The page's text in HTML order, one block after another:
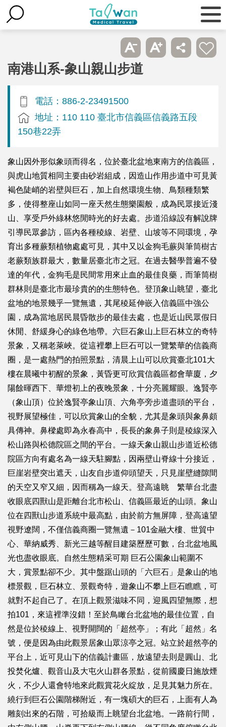
南港山系-象山親山步道
電話：886-2-23491500
地址：110 110 臺北市信義區信義路五段
150巷22弄
象山因外形似象頭而得名，位於臺北盆地東南方的信義區，
與虎山地質相同主要由砂岩組成，因造山作用步道中可見黃
褐色陡峭的岩壁與巨石，加上自然環境生物、鳥類種類繁
多，使得整座山如同一座天然生態樂園般，成為民眾接近淺
山、享受戶外綠林悠閒時光的好去處。步道沿線設有解說牌
引導民眾參訪，區內各種稜線、岩壁、山坡等不同環境，孕
育出多種蕨類植物處處可見，其中又以金狗毛蕨與筆筒樹古
老蕨類族群最大，數量居臺北市之冠。在過去醫學普遍不發
達的年代，金狗毛是民間常用來止血的最佳良藥，而筆筒樹
群林則是臺北市最珍貴的的生態特色。登頂象山眺望，臺北
盆地的地景幾乎一覽無遺，其尾稜延伸嵌入信義區中強公
園，成為當地居民晨昏散步的最佳去處，也是近山民眾假日
休閒、舒緩身心的綠色地帶。六巨石象山上巨石林立的奇特
景象，又稱老萊峽。從這裡攀上巨石可以一覽繁華的信義商
圈，是一處熱門的拍照景點，清晨上山可以欣賞臺北101大
樓在晨曦中初醒的景象，黃昏更可欣賞信義區都會華廈，夕
陽餘暉西下、華燈初上的夜晚景象，十分亮麗耀眼。逸賢亭
（象山頂）位於逸賢亭象山頂、六角亭旁步道盡頭的平台，
視野展望極佳，可以欣賞象山的全貌，尤其是象頭與象鼻頗
具傳神。鼻樑處即為永春高中，長長的象鼻子則是稜線深入
松山路與松德院區之間的平台。一線天象山親山步道近松德
院區方向有處名為一線天駐腳點，因兩壁山脊線十分接近，
巨崖岩壁突出遮天，山友自步道仰頭望天，只見崖壁縫隙間
的天空又窄又細，因而稱為一線天。登高遠眺 繁華台北盡
收眼底四獸山是距離台北市松山、信義區最近的山頭。象山
位在四獸山步道系統中最高點，由於前方無屏障，登高遠望
視野遼闊，不僅信義商圈一覽無遺－101金融大樓、世貿中
心、華納威秀、新光三越等醒目建築歷歷可數，台北盆地風
光也盡收眼底。自然生態精采可期 巨石公園象山範圍不
大，賞景點卻不少。其中盤踞山頭的「六巨石」是象山的地
標景觀，巨石林立、景觀奇特，遊象山不攀上巨石瞧瞧，可
就對不起自己了。在頂上觀景滋味不同，迎風四望無際，想
拍101，來這裡準沒錯！至於鳥瞰台北盆地的最佳位置，自
然是位於稜線上、視野開闊的「超然亭」；有此「超然」名
號，便是因為由此觀景居象山眾涼亭之冠。站立於超然亭的
平台上，近可見山下的信義計畫區，放遠望去則是圓山、北
投焚化爐、觀音山及大屯火山群各景點，從前國慶日施放煙
火，不少人還會特地來此觀賞花火綻放，足見其魅力所在。
繞行到巨石公園階梯附近，有一塊碩大的巨石，上面有人為
雕刻出來的石階，可拾級而上眺望台北盆地。一路前行間，